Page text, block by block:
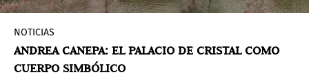
NOTICIAS
ANDREA CANEPA: EL PALACIO DE CRISTAL COMO
CUERPO SIMBÓLICO